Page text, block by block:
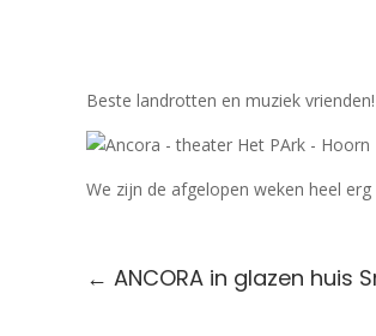
Beste landrotten en muziek vrienden!
We zijn de afgelopen weken heel
← ANCORA in glazen huis